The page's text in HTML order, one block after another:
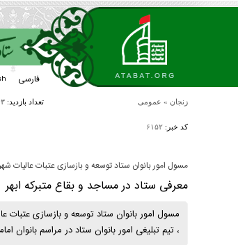
فارسی
زنجان » عمومی تعداد بازدید:
کد خبر: ۶۱۵۲
مسول امور بانوان ستاد توسعه و بازسازی عتبات عالیات
معرفی ستاد در مساجد و بقاع متبرکه ابهر
مسول امور بانوان ستاد توسعه و بازسازی عتبات
، تیم تبلیغی امور بانوان ستاد در مراسم بانوان